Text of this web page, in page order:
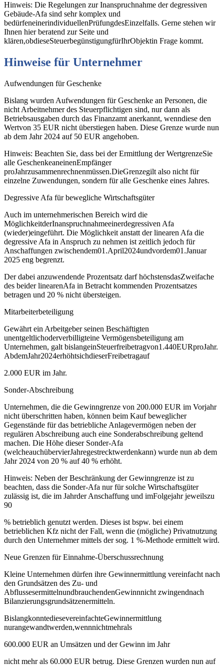
Hinweis: Die Regelungen zur Inanspruchnahme der degressiven
Gebäude‐Afa sind sehr komplex und
bedürfeneinerindividuellenPrüfungdesEinzelfalls. Gerne stehen wir
Ihnen hier beratend zur Seite und
klären,obdieseSteuerbegünstigungfürIhrObjektin Frage kommt.
Hinweise für Unternehmer
Aufwendungen für Geschenke
Bislang wurden Aufwendungen für Geschenke an Personen, die
nicht Arbeitnehmer des Steuerpflichtigen sind, nur dann als
Betriebsausgaben durch das Finanzamt anerkannt, wenndiese den
Wertvon 35 EUR nicht überstiegen haben. Diese Grenze wurde nun
ab dem Jahr 2024 auf 50 EUR angehoben.
Hinweis: Beachten Sie, dass bei der Ermittlung der WertgrenzeSie
alle GeschenkeaneinenEmpfänger
proJahrzusammenrechnenmüssen.DieGrenzegilt also nicht für
einzelne Zuwendungen, sondern für alle Geschenke eines Jahres.
Degressive Afa für bewegliche Wirtschaftsgüter
Auch im unternehmerischen Bereich wird die
MöglichkeitderInanspruchnahmeeinerdegressiven Afa
(wieder)eingeführt. Die Möglichkeit anstatt der linearen Afa die
degressive Afa in Anspruch zu nehmen ist zeitlich jedoch für
Anschaffungen zwischendem01.April2024undvordem01.Januar
2025 eng begrenzt.
Der dabei anzuwendende Prozentsatz darf höchstensdasZweifache
des beider linearenAfa in Betracht kommenden Prozentsatzes
betragen und 20 % nicht übersteigen.
Mitarbeiterbeteiligung
Gewährt ein Arbeitgeber seinen Beschäftigten
unentgeltlichoderverbilligteine Vermögensbeteiligung am
Unternehmen, galt bislangeinSteuerfreibetragvon1.440EURproJahr.
AbdemJahr2024erhöhtsichdieserFreibetragauf
2.000 EUR im Jahr.
Sonder‐Abschreibung
Unternehmen, die die Gewinngrenze von 200.000 EUR im Vorjahr
nicht überschritten haben, können beim Kauf beweglicher
Gegenstände für das betriebliche Anlagevermögen neben der
regulären Abschreibung auch eine Sonderabschreibung geltend
machen. Die Höhe dieser Sonder‐Afa
(welcheauchübervierJahregestrecktwerdenkann) wurde nun ab dem
Jahr 2024 von 20 % auf 40 % erhöht.
Hinweis: Neben der Beschränkung der Gewinngrenze ist zu
beachten, dass die Sonder‐Afa nur für solche Wirtschaftsgüter
zulässig ist, die im Jahrder Anschaffung und imFolgejahr jeweilszu
90
% betrieblich genutzt werden. Dieses ist bspw. bei einem
betrieblichen Kfz nicht der Fall, wenn die (mögliche) Privatnutzung
durch den Unternehmer mittels der sog. 1 %‐Methode ermittelt wird.
Neue Grenzen für Einnahme‐Überschussrechnung
Kleine Unternehmen dürfen ihre Gewinnermittlung vereinfacht nach
den Grundsätzen des Zu‐ und
AbflussesermittelnundbrauchendenGewinnnicht zwingendnach
Bilanzierungsgrundsätzenermitteln.
BislangkonntediesevereinfachteGewinnermittlung
nurangewandtwerden,wennnichtmehrals
600.000 EUR an Umsätzen und der Gewinn im Jahr
nicht mehr als 60.000 EUR betrug. Diese Grenzen wurden nun auf